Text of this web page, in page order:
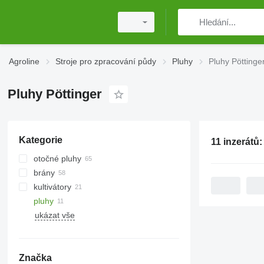
Agroline Stroje pro zpracování půdy Pluhy Pluhy
Pluhy Pöttinger
Kategorie
otočné pluhy
brány
diskové brány
rotační brány
nesené brány
kultivátory
pluhy
prstencové válce
ukázat vše
Značka
11 inzerátů: